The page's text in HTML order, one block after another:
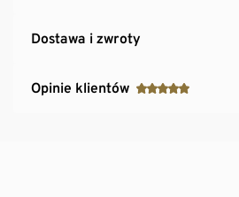
Dostawa i zwroty
Opinie klientów